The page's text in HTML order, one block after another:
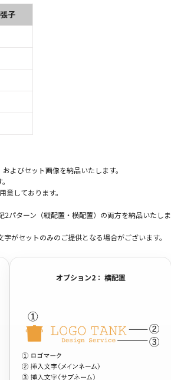
子
よびセット画像を納品いたします。
意しております。
パターン（縦配置・横配置）の両方を納品いたしま
がセットのみのご提供となる場合がございます。
オプション2： 横配置